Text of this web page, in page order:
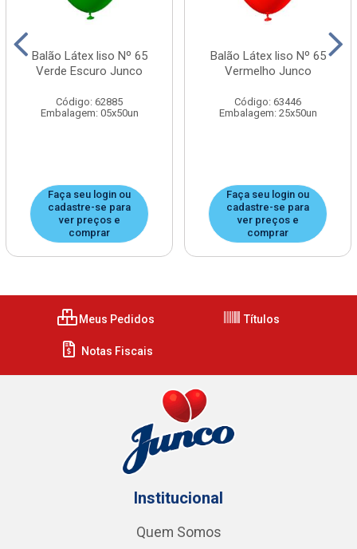
Balão Látex liso Nº 65
Verde Escuro Junco
Código: 62885
Embalagem: 05x50un
Faça seu login ou
cadastre-se para
ver preços e
comprar
Balão Látex liso Nº 65
Vermelho Junco
Código: 63446
Embalagem: 25x50un
Faça seu login ou
cadastre-se para
ver preços e
comprar
Meus Pedidos Títulos
Notas Fiscais
Institucional
Quem Somos